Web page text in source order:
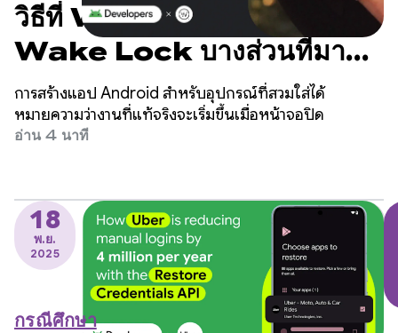
วิธีที่ WHOOP ลดเซสชัน
Wake Lock บางส่วนที่มาก
เกินไปได้กว่า 90%
การสร้างแอป Android สำหรับอุปกรณ์ที่สวมใส่ได้
หมายความว่างานที่แท้จริงจะเริ่มขึ้นเมื่อหน้าจอปิด
อ่าน 4 นาที
18
พ.ย.
2025
กรณีศึกษา